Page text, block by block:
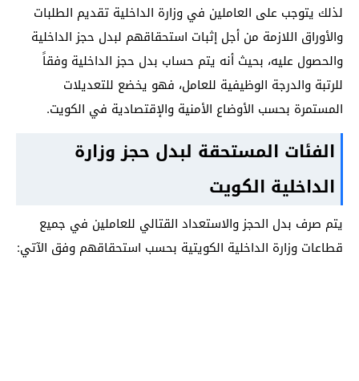
لذلك يتوجب على العاملين في وزارة الداخلية تقديم الطلبات
والأوراق اللازمة من أجل إثبات استحقاقهم لبدل حجز الداخلية
والحصول عليه، بحيث أنه يتم حساب بدل حجز الداخلية وفقاً
للرتبة والدرجة الوظيفية للعامل، فهو يخضع للتعديلات
المستمرة بحسب الأوضاع الأمنية والإقتصادية في الكويت.
الفئات المستحقة لبدل حجز وزارة
الداخلية الكويت
يتم صرف بدل الحجز والاستعداد القتالي للعاملين في جميع
قطاعات وزارة الداخلية الكويتية بحسب استحقاقهم وفق الآتي: